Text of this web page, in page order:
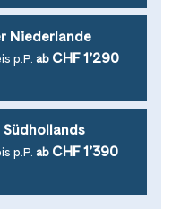
Niederlande
p.P. ab CHF 1’290
p.P. ab CHF 1’390